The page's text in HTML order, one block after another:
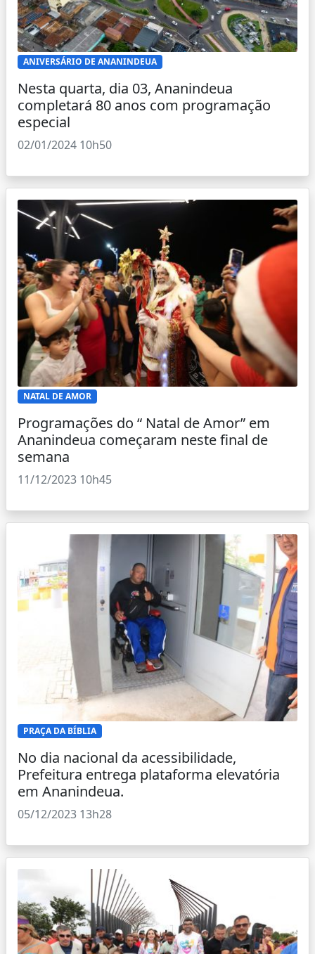
ANIVERSÁRIO DE ANANINDEUA
Nesta quarta, dia 03, Ananindeua
completará 80 anos com programação
especial
02/01/2024 10h50
NATAL DE AMOR
Programações do “ Natal de Amor” em
Ananindeua começaram neste final de
semana
11/12/2023 10h45
PRAÇA DA BÍBLIA
No dia nacional da acessibilidade,
Prefeitura entrega plataforma elevatória
em Ananindeua.
05/12/2023 13h28